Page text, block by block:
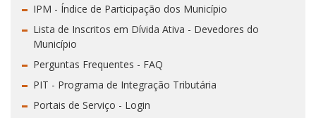
IPM - Índice de Participação dos Município
Lista de Inscritos em Dívida Ativa - Devedores do
Município
Perguntas Frequentes - FAQ
PIT - Programa de Integração Tributária
Portais de Serviço - Login